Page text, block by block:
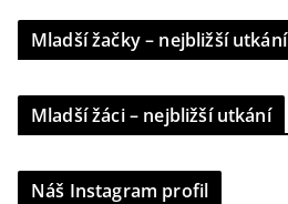
Mladší žačky – nejbližší utkání
Mladší žáci – nejbližší utkání
Náš Instagram profil